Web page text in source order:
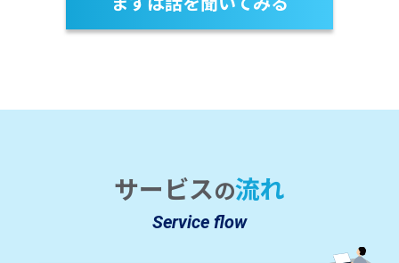
サービスの流れ
Service flow